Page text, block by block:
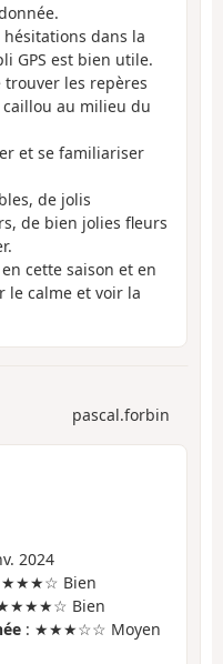
dans la
GPS est bien utile.
les repères
au milieu du
et se familiariser
de jolis
de bien jolies fleurs
cette saison et en
le calme et voir la
pascal.forbin
2024
Bien
Bien
: ★★★☆☆ Moyen